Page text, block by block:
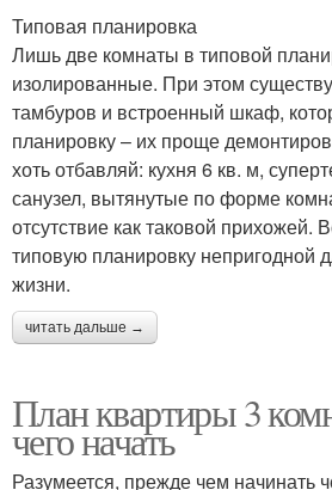
Типовая планировка
Лишь две комнаты в типовой
изолированные. При этом
тамбуров и встроенный шкаф,
планировку – их проще
хоть отбавляй: кухня 6 кв. м,
санузел, вытянутые по форме
отсутствие как таковой прихожей.
типовую планировку непригодной
жизни.
читать дальше →
План квартиры 3
чего начать
Разумеется, прежде чем начинать